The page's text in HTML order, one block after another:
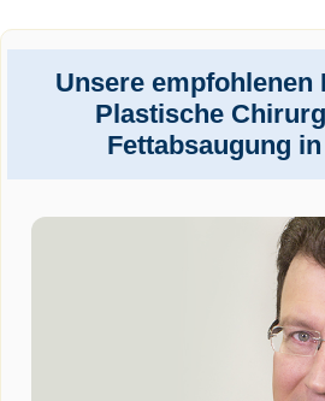
Unsere empfohlenen
Plastische
Fettabsaugung